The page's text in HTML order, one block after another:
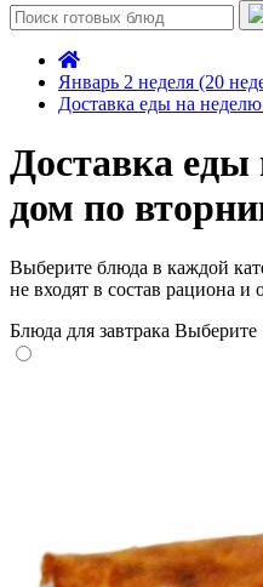
Январь 2 неделя (20
Доставка еды на
Доставка еды
дом по
Выберите блюда в каждой
не входят в состав рациона
Блюда для завтрака Выберите